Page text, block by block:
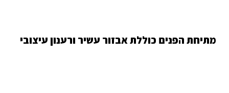
מתיחת הפנים כוללת אבזור עשיר ורענון עיצובי